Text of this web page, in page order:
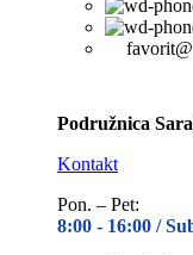
Podružnica
Kontakt
Pon. – Pet:
8:00 - 16:00 /